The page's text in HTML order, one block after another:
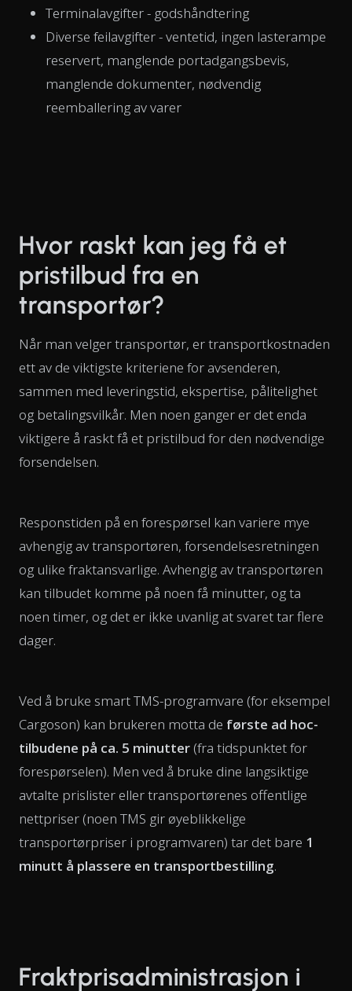
Terminalavgifter - godshåndtering
Diverse feilavgifter - ventetid, ingen lasterampe
reservert, manglende portadgangsbevis,
manglende dokumenter, nødvendig
reemballering av varer
Hvor raskt kan jeg få et
pristilbud fra en
transportør?
Når man velger transportør, er transportkostnaden
ett av de viktigste kriteriene for avsenderen,
sammen med leveringstid, ekspertise, pålitelighet
og betalingsvilkår. Men noen ganger er det enda
viktigere å raskt få et pristilbud for den nødvendige
forsendelsen.
Responstiden på en forespørsel kan variere mye
avhengig av transportøren, forsendelsesretningen
og ulike fraktansvarlige. Avhengig av transportøren
kan tilbudet komme på noen få minutter, og ta
noen timer, og det er ikke uvanlig at svaret tar flere
dager.
Ved å bruke smart TMS-programvare (for eksempel
Cargoson) kan brukeren motta de første ad hoc-
tilbudene på ca. 5 minutter (fra tidspunktet for
forespørselen). Men ved å bruke dine langsiktige
avtalte prislister eller transportørenes offentlige
nettpriser (noen TMS gir øyeblikkelige
transportørpriser i programvaren) tar det bare 1
minutt å plassere en transportbestilling.
Fraktprisadministrasjon i